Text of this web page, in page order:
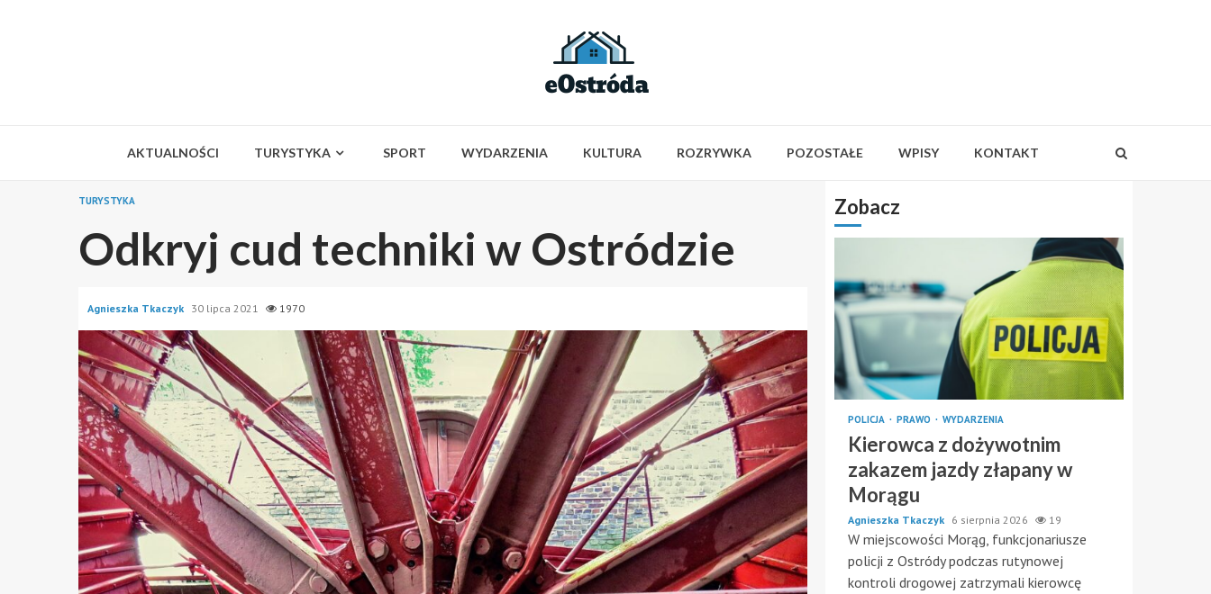
AKTUALNOŚCI TURYSTYKA SPORT WYDARZENIA KULTURA ROZRYWKA POZOSTAŁE WPISY KONTAKT
TURYSTYKA
Odkryj cud techniki w Ostródzie
Agnieszka Tkaczyk 30 lipca 2021 1970
Zobacz
POLICJA PRAWO WYDARZENIA
Kierowca z dożywotnim
zakazem jazdy złapany w
Morągu
Agnieszka Tkaczyk 6 sierpnia 2026 19
W miejscowości Morąg, funkcjonariusze
policji z Ostródy podczas rutynowej
kontroli drogowej zatrzymali kierowcę